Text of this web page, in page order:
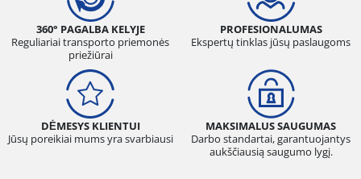
360° PAGALBA KELYJE
Reguliariai transporto priemonės
priežiūrai
PROFESIONALUMAS
Ekspertų tinklas jūsų paslaugoms
DĖMESYS KLIENTUI
Jūsų poreikiai mums yra svarbiausi
MAKSIMALUS SAUGUMAS
Darbo standartai, garantuojantys
aukščiausią saugumo lygį.